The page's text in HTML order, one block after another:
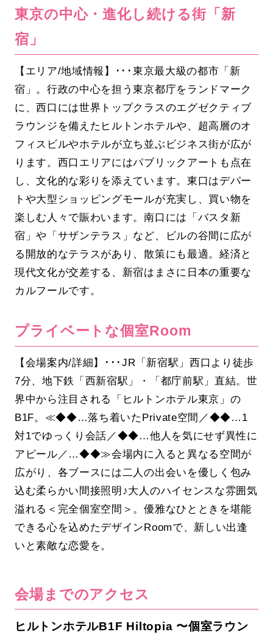
東京の中心・進化し続ける街「新
宿」
【エリア/地域情報】･･･東京最大級の都市「新
宿」。行政の中心を担う東京都庁をランドマーク
に、西口には世界トップクラスのエグゼクティブ
ラウンジを備えたヒルトンホテルや、超高層のオ
フィスビルやホテルが立ち並ぶビジネス街が広が
ります。西口エリアにはパブリックアートも点在
し、文化的な彩りを添えています。東口はデパー
トや大型ショッピングモールが充実し、買い物を
楽しむ人々で賑わいます。南口には「バスタ新
宿」や「サザンテラス」など、ビルの谷間に広が
る開放的なテラスがあり、散策にも最適。経済と
現代文化が交差する、新宿はまさに日本の重要な
カルフールです。
プライベートな個室Room
【会場案内/詳細】･･･JR「新宿駅」西口より徒歩
7分、地下鉄「西新宿駅」・「都庁前駅」直結。世
界中から注目される「ヒルトンホテル東京」の
B1F。≪◆◆…落ち着いたPrivate空間／◆◆…1
対1でゆっくり会話／◆◆…他人を気にせず異性に
アピール／…◆◆≫会場内に入ると異なる空間が
広がり、各ブースには二人の出会いを優しく包み
込む柔らかい間接照明♪大人のハイセンスな雰囲気
溢れる＜完全個室空間＞。優雅なひとときを堪能
できる心を込めたデザインRoomで、新しい出逢
いと素敵な恋愛を。
会場までのアクセス
ヒルトンホテルB1F Hiltopia 〜個室ラウン